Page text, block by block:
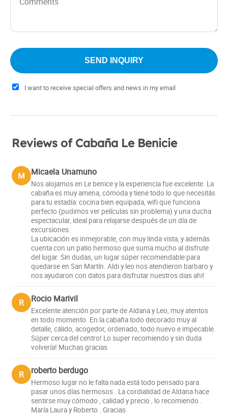
I want to receive special offers and news in my email
Reviews of Cabaña Le Benicie
M Micaela Unamuno
Nos alojamos en Le benice y la experiencia fue excelente. La
cabaña es muy amena, cómoda y tiene todo lo que necesitás
para tu estadía: cocina bien equipada, wifi que funciona
perfecto (pudimos ver películas sin problema) y una ducha
espectacular, ideal para relajarse después de un día de
excursiones.
La ubicación es inmejorable, con muy linda vista, y además
cuenta con un patio hermoso que suma mucho al disfrute
del lugar. Sin dudas, un lugar súper recomendable para
quedarse en San Martín. Aldi y leo nos atendieron barbaro y
nos ayudaron con datos para disfrutar nuestros dias ahi!
R Rocio Marivil
Excelente atención por parte de Aldana y Leo, muy atentos
en todo momento. En la cabaña todo decorado muy al
detalle, cálido, acogedor, ordenado, todo nuevo e impecable.
Súper cerca del centro! Lo super recomiendo y sin duda
volvería! Muchas gracias
R roberto berdugo
Hermoso lugar no le falta nada está todo pensado para
pasar unos días hermosos . La cordialidad de Aldana hace
sentirse muy cómodo , calidad y precio , lo recomiendo .
María Laura y Roberto . Gracias